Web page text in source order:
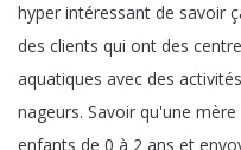
hyper intéressant de savoir
des clients qui ont des
aquatiques avec des activités
nageurs. Savoir qu'une mère
enfants de 0 à 2 ans et